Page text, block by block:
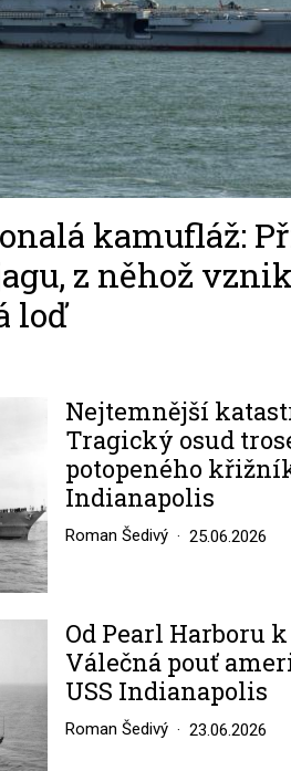
kamufláž:
z něhož
loď
Nejtemnější
Tragický osud
potopeného
Indianapolis
Roman Šedivý 25.06.2026
Od Pearl Harboru
Válečná pouť
USS Indianapolis
Roman Šedivý 23.06.2026